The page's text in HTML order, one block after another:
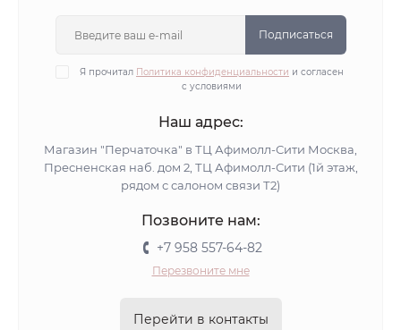
Подписаться
Я прочитал Политика конфиденциальности и согласен
с условиями
Наш адрес:
Магазин "Перчаточка" в ТЦ Афимолл-Сити Москва,
Пресненская наб. дом 2, ТЦ Афимолл-Сити (1й этаж,
рядом с салоном связи Т2)
Позвоните нам:
+7 958 557-64-82
Перезвоните мне
Перейти в контакты